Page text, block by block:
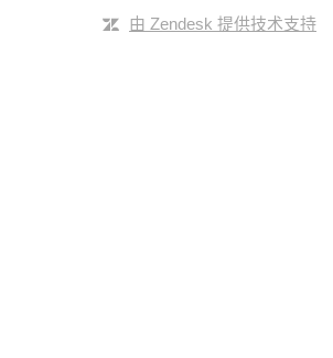
由 Zendesk 提供技术支持